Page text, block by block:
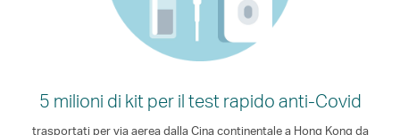
5 milioni di kit per il test rapido anti-Covid
trasportati per via aerea dalla Cina continentale a Hong Kong da